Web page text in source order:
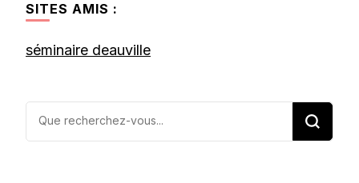
SITES AMIS :
séminaire deauville
Vous
recherchiez